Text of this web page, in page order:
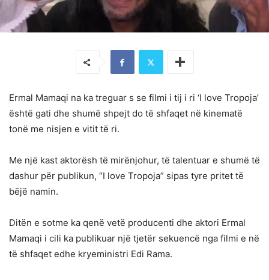
Ermal Mamaqi na ka treguar s se filmi i tij i ri ‘I love Tropoja’
është gati dhe shumë shpejt do të shfaqet në kinematë
tonë me nisjen e vitit të ri.
Me një kast aktorësh të mirënjohur, të talentuar e shumë të
dashur për publikun, “I love Tropoja” sipas tyre pritet të
bëjë namin.
Ditën e sotme ka qenë vetë producenti dhe aktori Ermal
Mamaqi i cili ka publikuar një tjetër sekuencë nga filmi e në
të shfaqet edhe kryeministri Edi Rama.